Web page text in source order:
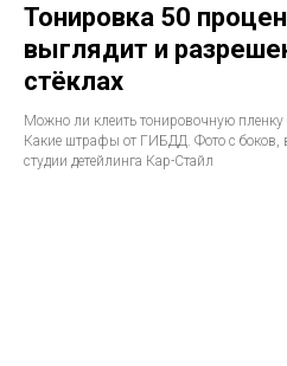
Тонировка 50
выглядит и
стёклах
Можно ли клеить тонировочную пленку
Какие штрафы от ГИБДД. Фото с боков,
студии детейлинга Кар-Стайл